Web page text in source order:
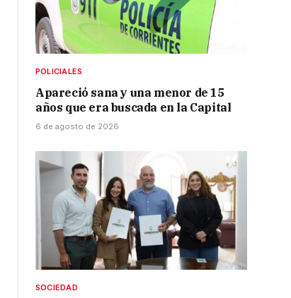
POLICIALES
Apareció sana y una menor de 15
años que era buscada en la Capital
6 de agosto de 2026
SOCIEDAD